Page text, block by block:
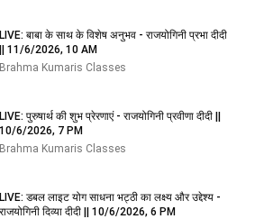
LIVE: बाबा के साथ के विशेष अनुभव - राजयोगिनी प्रभा दीदी
|| 11/6/2026, 10 AM
Brahma Kumaris Classes
LIVE: पुरुषार्थ की शुभ प्रेरणाएं - राजयोगिनी प्रवीणा दीदी ||
10/6/2026, 7 PM
Brahma Kumaris Classes
LIVE: डबल लाइट योग साधना भट्ठी का लक्ष्य और उद्देश्य -
राजयोगिनी दिव्या दीदी || 10/6/2026, 6 PM